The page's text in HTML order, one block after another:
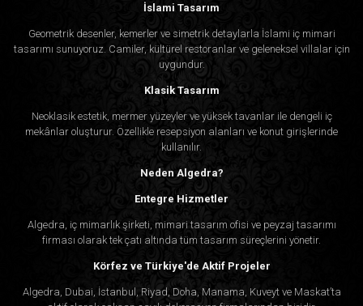
İslami Tasarım
Geometrik desenler, kemerler ve simetrik detaylarla İslami iç mimari
tasarımı sunuyoruz. Camiler, kültürel restoranlar ve geleneksel villalar için
uygundur.
Klasik Tasarım
Neoklasik estetik, mermer yüzeyler ve yüksek tavanlar ile dengeli iç
mekânlar oluşturur. Özellikle resepsiyon alanları ve konut girişlerinde
kullanılır.
Neden Algedra?
Entegre Hizmetler
Algedra, iç mimarlık şirketi, mimari tasarım ofisi ve peyzaj tasarımı
firması olarak tek çatı altında tüm tasarım süreçlerini yönetir.
Körfez ve Türkiye'de Aktif Projeler
Algedra, Dubai, İstanbul, Riyad, Doha, Manama, Kuveyt ve Maskat’ta